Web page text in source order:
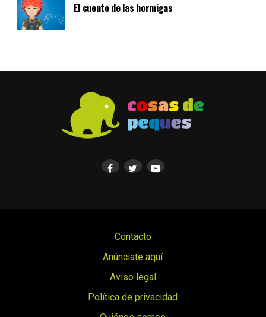
El cuento de las hormigas
Contacto
Anúnciate aquí
Aviso legal
Política de privacidad